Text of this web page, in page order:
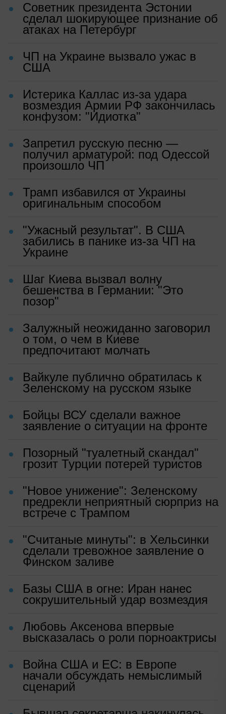
Советник президента Эстонии
сделал шокирующее признание об
атаках на Петербург
ЧП на Украине вызвало ужас в
США
Истерика Каллас из-за удара
возмездия Армии РФ закончилась
конфузом: "Идиотка"
Запретил русскую песню —
получил арматурой: под Одессой
произошло ЧП
Трамп избавился от Украины
оригинальным способом
"Ужасный результат". В США
забились в панике из-за ЧП на
Украине
Шаг Киева вызвал волну
бешенства в Германии: "Это
позор"
Залужный неожиданно заговорил
о том, о чем в Киеве
предпочитают молчать
Вайкуле публично обратилась к
Зеленскому на русском языке
Бойцы ВСУ сделали важное
заявление о ситуации на фронте
Позорный "туалетный скандал"
грозит Турции потерей туристов
"Новое унижение": Зеленскому
предрекли неприятный сюрприз на
встрече с Трампом
"Считаные минуты": в Хельсинки
сделали тревожное заявление о
Финском заливе
Базы США в огне: Иран нанес
сокрушительный удар возмездия
Любовь Аксенова впервые
высказалась о роли порноактрисы
Война США и ЕС: в Европе
начали обсуждать немыслимый
сценарий